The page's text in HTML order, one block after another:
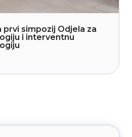
prvi simpozij Odjela za
i interventnu